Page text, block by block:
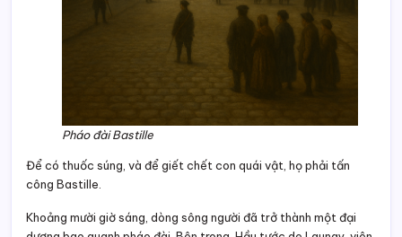
Pháo đài Bastille
Để có thuốc súng, và để giết chết con quái vật, họ phải tấn
công Bastille.
Khoảng mười giờ sáng, dòng sông người đã trở thành một đại